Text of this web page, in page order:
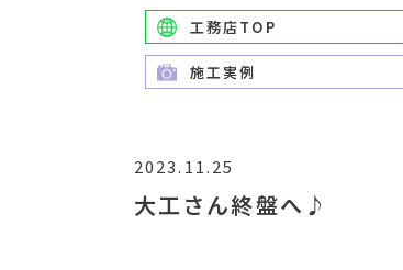
工務店TOP
施工実例
2023.11.25
大工さん終盤へ♪